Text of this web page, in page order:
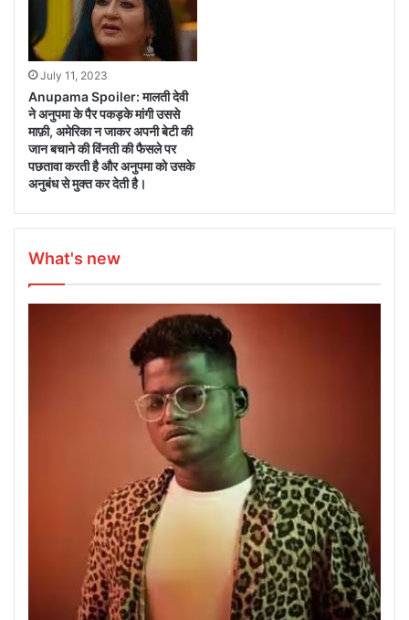
July 11, 2023
Anupama Spoiler: मालती देवी
ने अनुपमा के पैर पकड़के मांगी उससे
माफ़ी, अमेरिका न जाकर अपनी बेटी की
जान बचाने की विंनती की फैसले पर
पछतावा करती है और अनुपमा को उसके
अनुबंध से मुक्त कर देती है।
What's new